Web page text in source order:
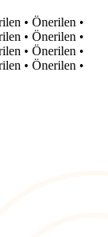
• Önerilen •
• Önerilen •
• Önerilen •
• Önerilen •